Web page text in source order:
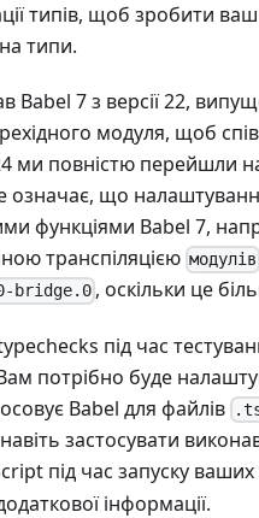
типів, щоб зробити
типи.
Babel 7 з версії 22,
модуля, щоб
ми повністю перейшли
означає, що
функціями Babel 7,
транспіляцією модулів
bridge.0 , оскільки це
під час
потрібно буде
Babel для файлів
застосувати
під час запуску ваших
інформації.